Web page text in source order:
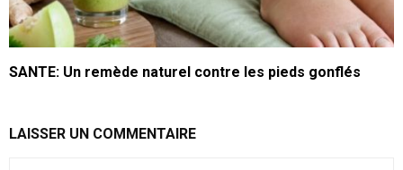
SANTE: Un remède naturel contre les pieds gonflés
LAISSER UN COMMENTAIRE